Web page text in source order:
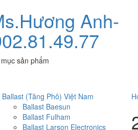
sản phẩm
Ballast (Tăng Phô) Việt Nam
Ballast Baesun
Ballast Fulham
Ballast Larson Electronics